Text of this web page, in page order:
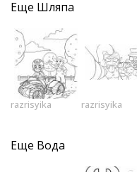
Еще Шляпа
razrisyika razrisyika
Еще Вода